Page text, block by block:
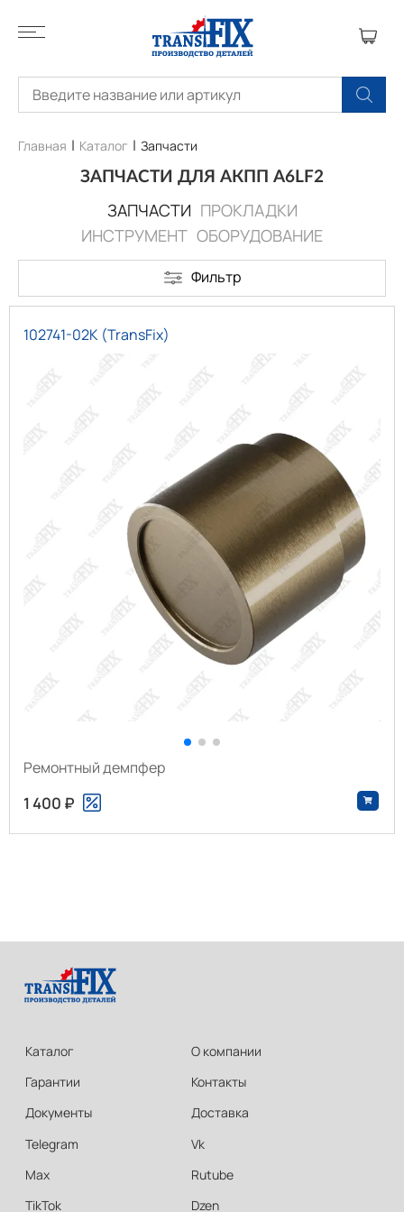
Главная Каталог Запчасти
ЗАПЧАСТИ ДЛЯ АКПП A6LF2
ЗАПЧАСТИ ПРОКЛАДКИ
ИНСТРУМЕНТ ОБОРУДОВАНИЕ
Фильтр
102741-02K (TransFix)
Ремонтный демпфер
1 400 ₽
Каталог
Гарантии
Документы
О компании
Контакты
Доставка
Telegram
Max
TikTok
Vk
Rutube
Dzen